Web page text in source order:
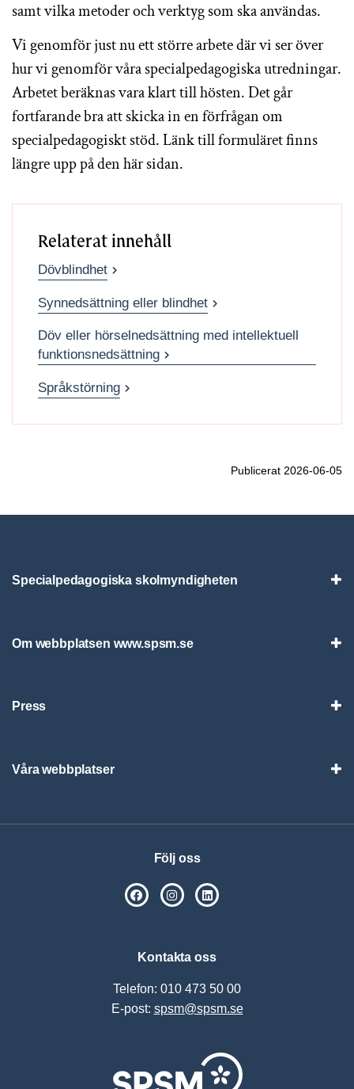
samt vilka metoder och verktyg som ska användas.
Vi genomför just nu ett större arbete där vi ser över
hur vi genomför våra specialpedagogiska utredningar.
Arbetet beräknas vara klart till hösten. Det går
fortfarande bra att skicka in en förfrågan om
specialpedagogiskt stöd. Länk till formuläret finns
längre upp på den här sidan.
Relaterat innehåll
Dövblindhet
Synnedsättning eller blindhet
Döv eller hörselnedsättning med intellektuell
funktionsnedsättning
Språkstörning
Publicerat 2026-06-05
Specialpedagogiska skolmyndigheten
Om webbplatsen www.spsm.se
Press
Våra webbplatser
Följ oss
SPSM på Facebook
SPSM på Instagram
Kontakta oss
Telefon: 010 473 50 00
E-post: spsm@spsm.se